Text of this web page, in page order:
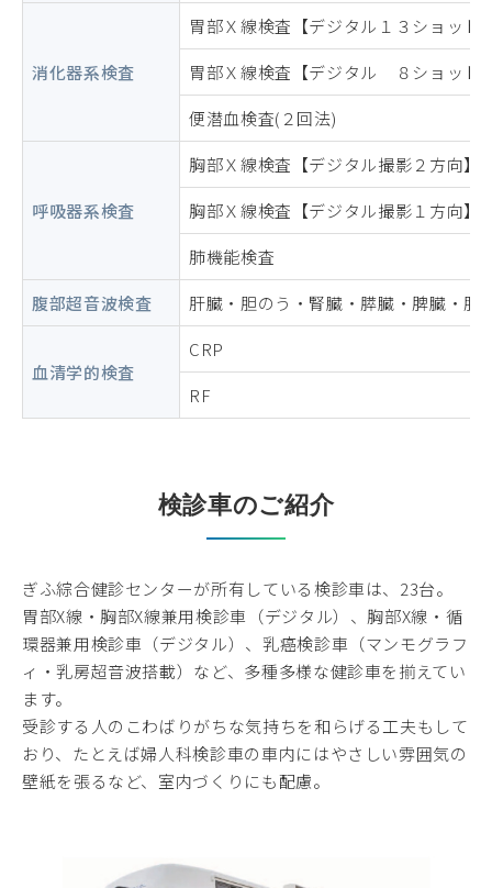
消化器系検査
胃部Ｘ線検査【デジタル１３ショット
胃部Ｘ線検査【デジタル ８ショット
便潜血検査(２回法)
呼吸器系検査
胸部Ｘ線検査【デジタル撮影２方向】
胸部Ｘ線検査【デジタル撮影１方向】
肺機能検査
腹部超音波検査
肝臓・胆のう・腎臓・膵臓・脾臓・腹
血清学的検査
CRP
RF
検診車のご紹介
ぎふ綜合健診センターが所有している検診車は、23台。
胃部X線・胸部X線兼用検診車（デジタル）、胸部X線・循
環器兼用検診車（デジタル）、乳癌検診車（マンモグラフ
ィ・乳房超音波搭載）など、多種多様な健診車を揃えてい
ます。
受診する人のこわばりがちな気持ちを和らげる工夫もして
おり、たとえば婦人科検診車の車内にはやさしい雰囲気の
壁紙を張るなど、室内づくりにも配慮。